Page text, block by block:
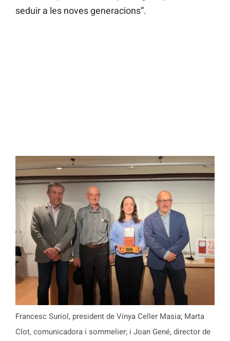
seduir a les noves generacions”.
Francesc Suriol, president de Vinya Celler Masia; Marta
Clot, comunicadora i sommelier; i Joan Gené, director de